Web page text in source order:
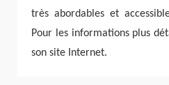
très abordables et
Pour les informations plus
son site Internet.